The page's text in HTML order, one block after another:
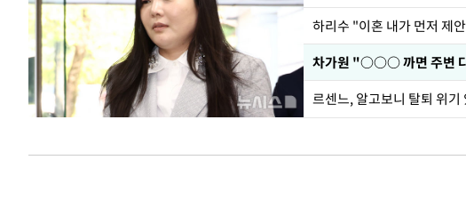
하리수 "이혼 내가 먼저 제
르센느, 알고보니 탈퇴 위기